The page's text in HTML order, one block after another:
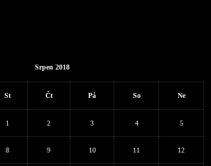
Srpen 2018
St Čt Pá So Ne
1 2 3 4 5
8 9 10 11 12